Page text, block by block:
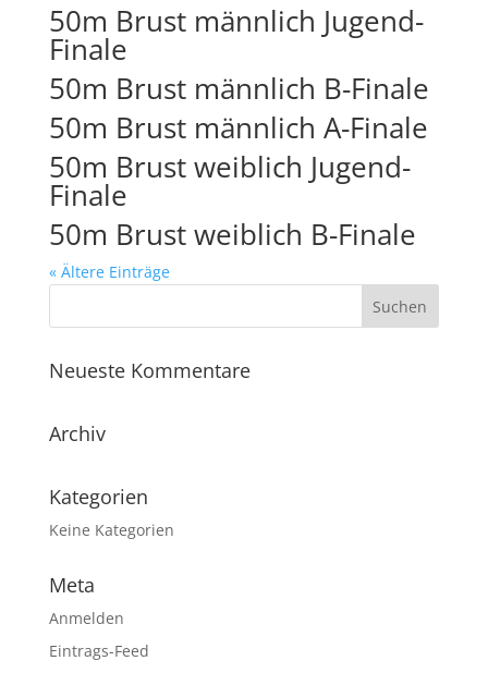
50m Brust männlich Jugend-
Finale
50m Brust männlich B-Finale
50m Brust männlich A-Finale
50m Brust weiblich Jugend-
Finale
50m Brust weiblich B-Finale
« Ältere Einträge
Neueste Kommentare
Archiv
Kategorien
Keine Kategorien
Meta
Anmelden
Eintrags-Feed